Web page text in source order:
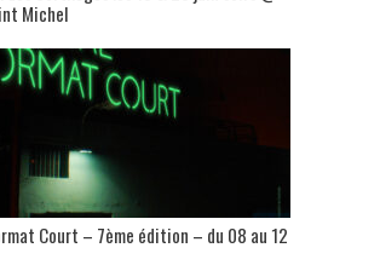
Michel
Court – 7ème édition – du 08 au 12